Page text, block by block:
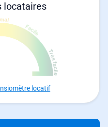
locataires
locatif